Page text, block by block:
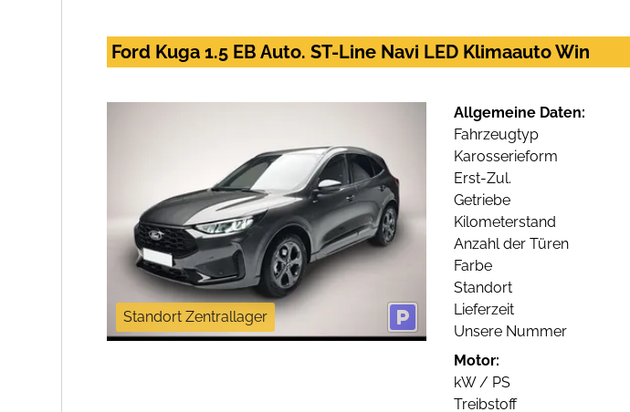
Ford Kuga 1.5 EB Auto. ST-Line Navi LED Klimaauto Win
Standort Zentrallager
Allgemeine Daten:
Fahrzeugtyp
Karosserieform
Erst-Zul.
Getriebe
Kilometerstand
Anzahl der Türen
Farbe
Standort
Lieferzeit
Unsere Nummer
Motor:
kW / PS
Treibstoff